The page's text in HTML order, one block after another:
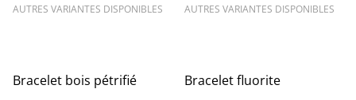
AUTRES VARIANTES DISPONIBLES AUTRES VARIANTES DISPONIBLES
Bracelet bois pétrifié
Bracelet fluorite